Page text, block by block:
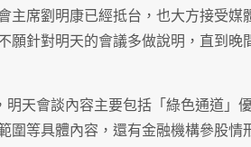
主席劉明康已經抵台，也大方接受媒
願針對明天的會議多做說明，直到
明天會談內容主要包括「綠色通道」
圍等具體內容，還有金融機構參股情